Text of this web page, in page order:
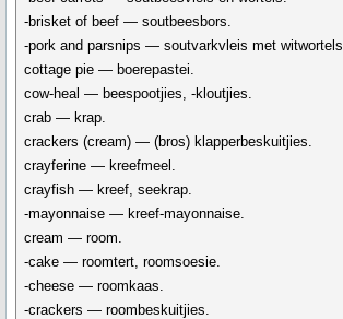
-brisket of beef — soutbeesbors.
-pork and parsnips — soutvarkvleis met witwortels.
cottage pie — boerepastei.
cow-heal — beespootjies, -kloutjies.
crab — krap.
crackers (cream) — (bros) klapperbeskuitjies.
crayferine — kreefmeel.
crayfish — kreef, seekrap.
-mayonnaise — kreef-mayonnaise.
cream — room.
-cake — roomtert, roomsoesie.
-cheese — roomkaas.
-crackers — roombeskuitjies.